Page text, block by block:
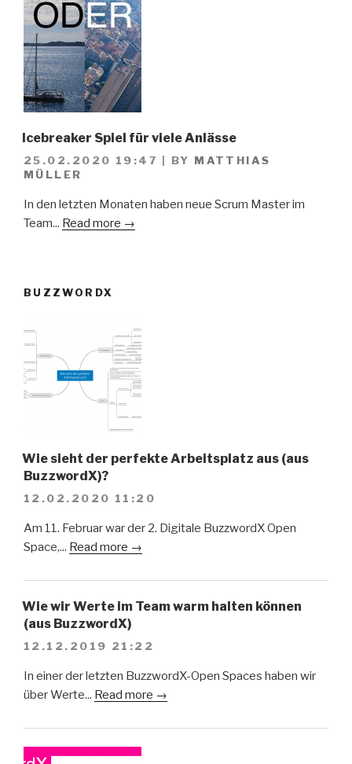
Icebreaker Spiel für viele Anlässe
25.02.2020 19:47 BY MATTHIAS
MÜLLER
In den letzten Monaten haben neue Scrum Master im
Team... Read more →
BUZZWORDX
Wie sieht der perfekte Arbeitsplatz aus (aus
BuzzwordX)?
12.02.2020 11:20
Am 11. Februar war der 2. Digitale BuzzwordX Open
Space,... Read more →
Wie wir Werte im Team warm halten können
(aus BuzzwordX)
12.12.2019 21:22
In einer der letzten BuzzwordX-Open Spaces haben wir
über Werte... Read more →